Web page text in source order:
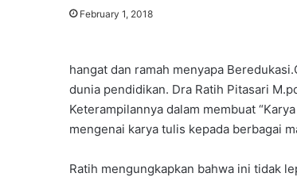
February 1, 2018
hangat dan ramah menyapa
dunia pendidikan. Dra Ratih Pitasari
Keterampilannya dalam membuat
mengenai karya tulis kepada berbagai
Ratih mengungkapkan bahwa ini tidak